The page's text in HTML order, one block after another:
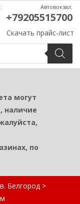
Скачать прайс-лист
Автовокзал:
+79205515700
могут
наличие
по
Белгород >